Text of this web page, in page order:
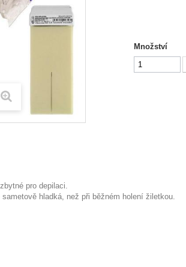
Množství
pro depilaci.
hladká, než při běžném holení žiletkou.